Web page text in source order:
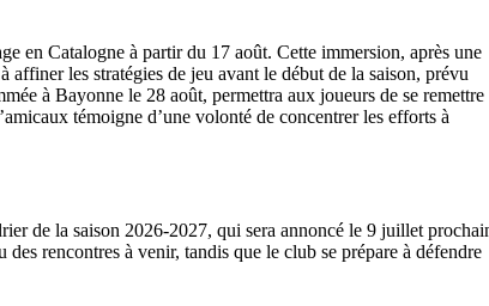
en Catalogne à partir du 17 août. Cette immersion, après une
affiner les stratégies de jeu avant le début de la saison, prévu
à Bayonne le 28 août, permettra aux joueurs de se remettre
témoigne d’une volonté de concentrer les efforts à
de la saison 2026-2027, qui sera annoncé le 9 juillet
rencontres à venir, tandis que le club se prépare à défendre